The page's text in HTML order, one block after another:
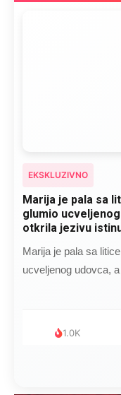
EKSKLUZIVNO
Marija je pala sa
glumio
otkrila jezivu
Marija je pala sa
ucveljenog udovca,
1.0K